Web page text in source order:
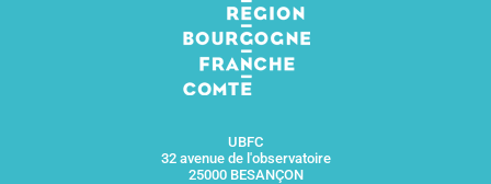
UBFC
32 avenue de l'observatoire
25000 BESANÇON